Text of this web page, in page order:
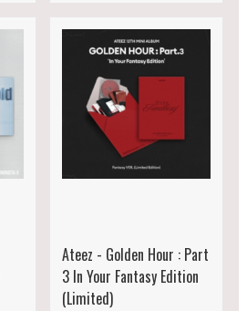
Ateez - Golden Hour : Part
3 In Your Fantasy Edition
(Limited)